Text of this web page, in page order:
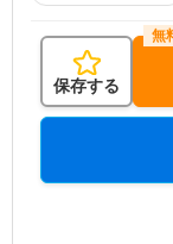
保存する